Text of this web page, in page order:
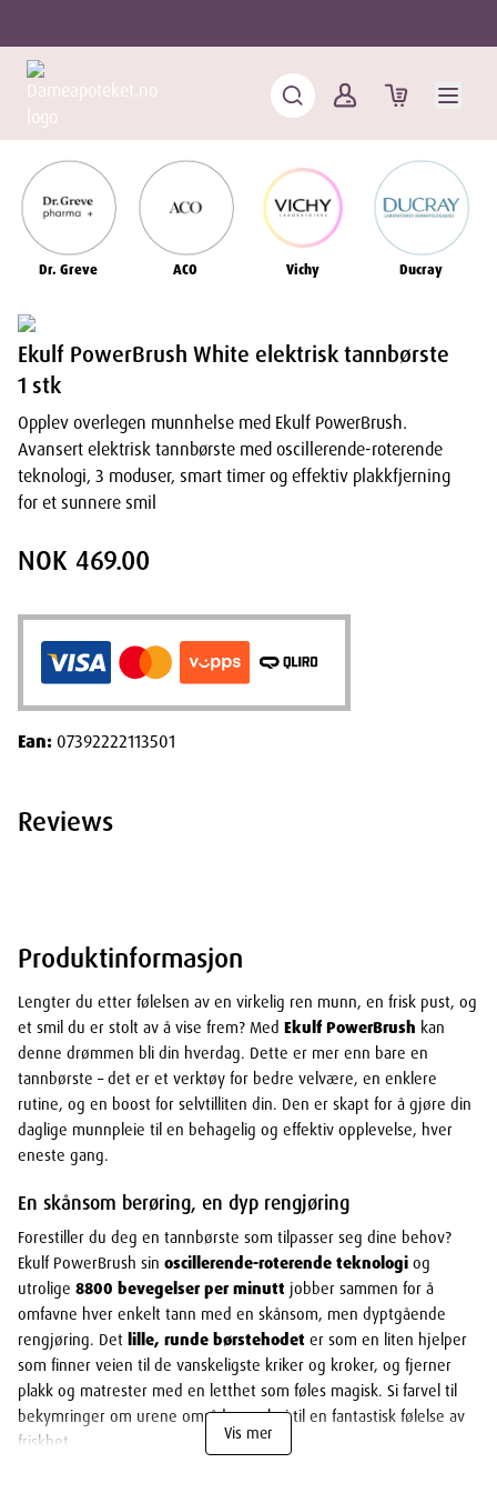
Dr. Greve ACO Vichy Ducray
Produktinformasjon
Lengter du etter følelsen av en virkelig ren munn, en frisk pust, og
et smil du er stolt av å vise frem? Med Ekulf PowerBrush kan
denne drømmen bli din hverdag. Dette er mer enn bare en
tannbørste – det er et verktøy for bedre velvære, en enklere
rutine, og en boost for selvtilliten din. Den er skapt for å gjøre din
daglige munnpleie til en behagelig og effektiv opplevelse, hver
eneste gang.
En skånsom berøring, en dyp rengjøring
Forestiller du deg en tannbørste som tilpasser seg dine behov?
Ekulf PowerBrush sin oscillerende-roterende teknologi og
utrolige 8800 bevegelser per minutt jobber sammen for å
omfavne hver enkelt tann med en skånsom, men dyptgående
rengjøring. Det lille, runde børstehodet er som en liten hjelper
som finner veien til de vanskeligste kriker og kroker, og fjerner
plakk og matrester med en letthet som føles magisk. Si farvel til
bekymringer om urene områder og hei til en fantastisk følelse av
friskhet.
Vis mer
Ekulf PowerBrush White elektrisk tannbørste
1 stk
Opplev overlegen munnhelse med Ekulf PowerBrush.
Avansert elektrisk tannbørste med oscillerende-roterende
teknologi, 3 moduser, smart timer og effektiv plakkfjerning
for et sunnere smil
NOK 469.00
Ean: 07392222113501
Reviews